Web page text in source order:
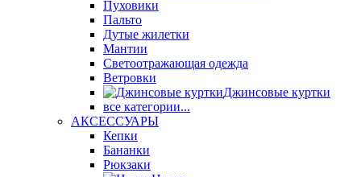
Пуховики
Пальто
Дутые жилетки
Мантии
Светоотражающая одежда
Ветровки
Джинсовые куртки
все категории...
АКСЕССУАРЫ
Кепки
Бананки
Рюкзаки